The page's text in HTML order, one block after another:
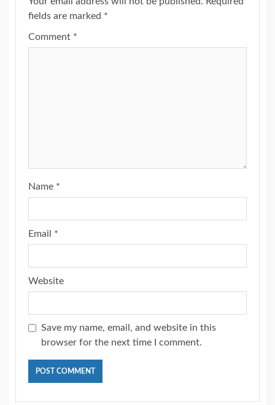
fields are marked *
Comment *
Name *
Email *
Website
Save my name, email, and website in this
browser for the next time I comment.